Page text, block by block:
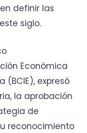
definir las
siglo.
Económica
(BCIE), expresó
la aprobación
de
reconocimiento